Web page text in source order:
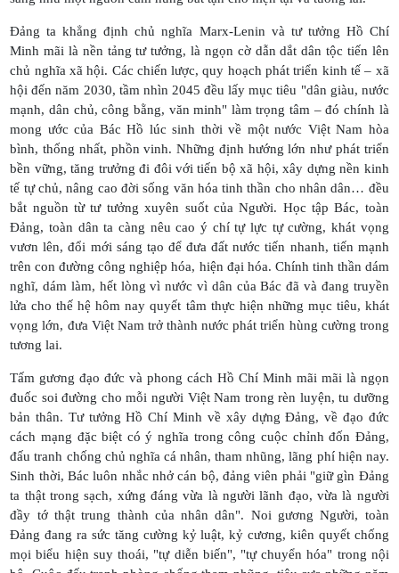
Đảng ta khẳng định chủ nghĩa Marx-Lenin và tư tưởng Hồ Chí
Minh mãi là nền tảng tư tưởng, là ngọn cờ dẫn dắt dân tộc tiến lên
chủ nghĩa xã hội. Các chiến lược, quy hoạch phát triển kinh tế – xã
hội đến năm 2030, tầm nhìn 2045 đều lấy mục tiêu "dân giàu, nước
mạnh, dân chủ, công bằng, văn minh" làm trọng tâm – đó chính là
mong ước của Bác Hồ lúc sinh thời về một nước Việt Nam hòa
bình, thống nhất, phồn vinh. Những định hướng lớn như phát triển
bền vững, tăng trưởng đi đôi với tiến bộ xã hội, xây dựng nền kinh
tế tự chủ, nâng cao đời sống văn hóa tinh thần cho nhân dân… đều
bắt nguồn từ tư tưởng xuyên suốt của Người. Học tập Bác, toàn
Đảng, toàn dân ta càng nêu cao ý chí tự lực tự cường, khát vọng
vươn lên, đổi mới sáng tạo để đưa đất nước tiến nhanh, tiến mạnh
trên con đường công nghiệp hóa, hiện đại hóa. Chính tinh thần dám
nghĩ, dám làm, hết lòng vì nước vì dân của Bác đã và đang truyền
lửa cho thế hệ hôm nay quyết tâm thực hiện những mục tiêu, khát
vọng lớn, đưa Việt Nam trở thành nước phát triển hùng cường trong
tương lai.
Tấm gương đạo đức và phong cách Hồ Chí Minh mãi mãi là ngọn
đuốc soi đường cho mỗi người Việt Nam trong rèn luyện, tu dưỡng
bản thân. Tư tưởng Hồ Chí Minh về xây dựng Đảng, về đạo đức
cách mạng đặc biệt có ý nghĩa trong công cuộc chỉnh đốn Đảng,
đấu tranh chống chủ nghĩa cá nhân, tham nhũng, lãng phí hiện nay.
Sinh thời, Bác luôn nhắc nhở cán bộ, đảng viên phải "giữ gìn Đảng
ta thật trong sạch, xứng đáng vừa là người lãnh đạo, vừa là người
đầy tớ thật trung thành của nhân dân". Noi gương Người, toàn
Đảng đang ra sức tăng cường kỷ luật, kỷ cương, kiên quyết chống
mọi biểu hiện suy thoái, "tự diễn biến", "tự chuyển hóa" trong nội